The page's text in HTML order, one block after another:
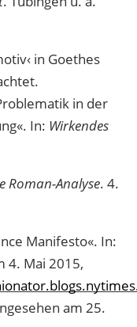
in Goethes
in der
In: Wirkendes
Roman-Analyse. 4.
Manifesto«. In:
4. Mai 2015,
am 25.